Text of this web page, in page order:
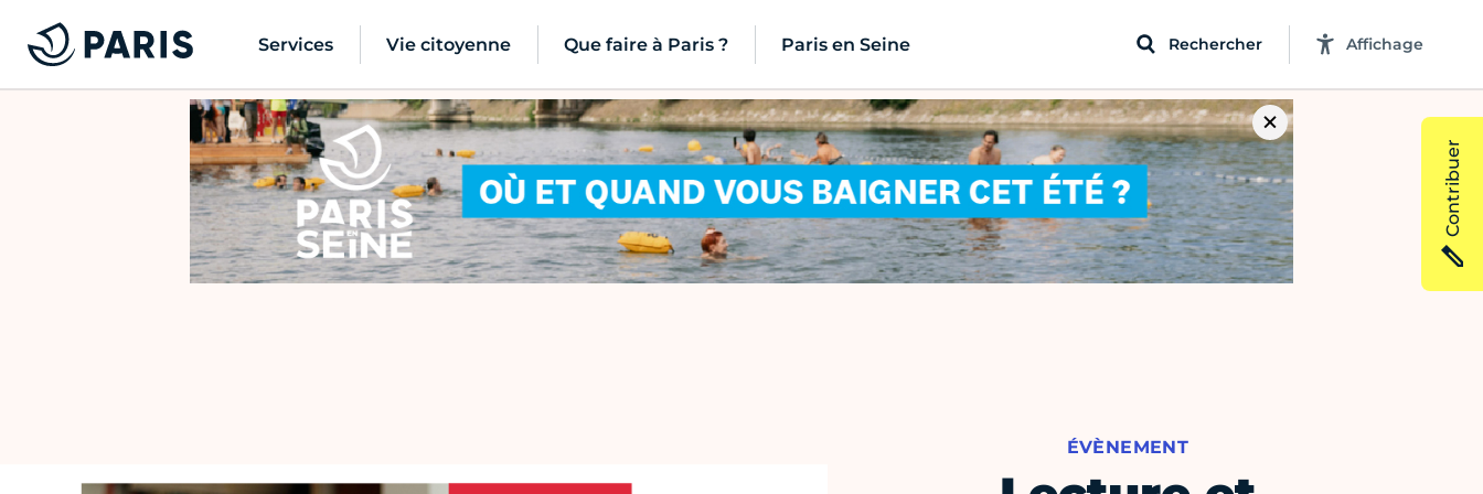
Services Vie citoyenne Que faire à Paris ? Paris en Seine Rechercher Affichage
ÉVÈNEMENT
Contribuer